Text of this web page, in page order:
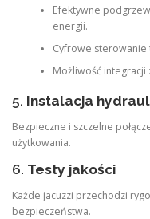
Efektywne
energii.
Cyfrowe
Możliwość integracji
5. Instalacja
Bezpieczne i szczelne
użytkowania.
6. Testy jakości
Każde jacuzzi przechodzi
bezpieczeństwa.